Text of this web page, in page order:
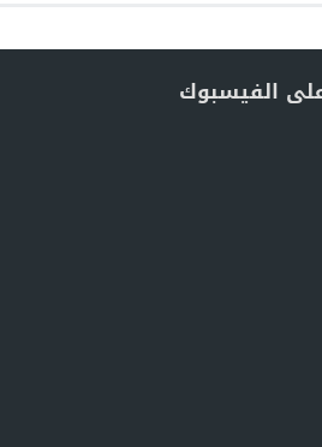
على الفيسبوك